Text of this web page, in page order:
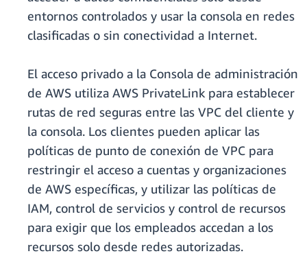
entornos controlados y usar la consola en redes
clasificadas o sin conectividad a Internet.
El acceso privado a la Consola de administración
de AWS utiliza AWS PrivateLink para establecer
rutas de red seguras entre las VPC del cliente y
la consola. Los clientes pueden aplicar las
políticas de punto de conexión de VPC para
restringir el acceso a cuentas y organizaciones
de AWS específicas, y utilizar las políticas de
IAM, control de servicios y control de recursos
para exigir que los empleados accedan a los
recursos solo desde redes autorizadas.